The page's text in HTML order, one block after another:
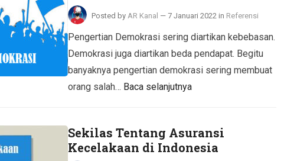
Posted by AR Kanal — 7 Januari 2022 in Referensi
Pengertian Demokrasi sering diartikan kebebasan.
Demokrasi juga diartikan beda pendapat. Begitu
banyaknya pengertian demokrasi sering membuat
orang salah… Baca selanjutnya
Sekilas Tentang Asuransi
Kecelakaan di Indonesia